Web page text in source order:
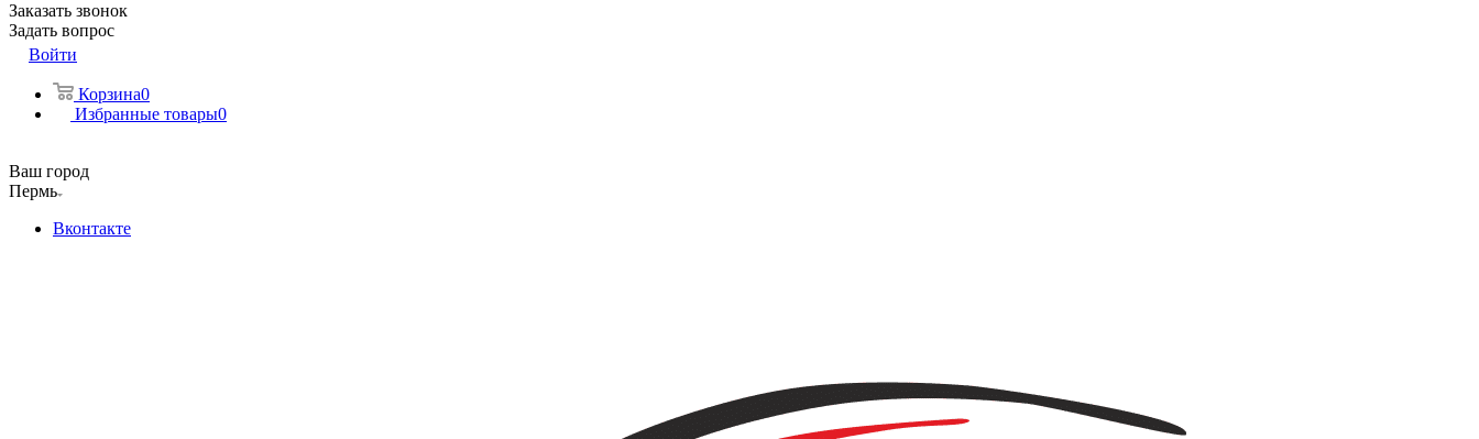
Заказать звонок
Задать вопрос
Войти
Корзина0
Избранные товары0
Ваш город
Пермь
Вконтакте